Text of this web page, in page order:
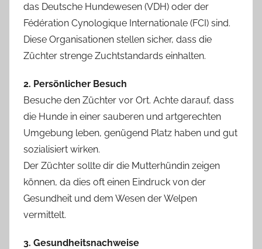
das Deutsche Hundewesen (VDH) oder der
Fédération Cynologique Internationale (FCI) sind.
Diese Organisationen stellen sicher, dass die
Züchter strenge Zuchtstandards einhalten.
2. Persönlicher Besuch
Besuche den Züchter vor Ort. Achte darauf, dass
die Hunde in einer sauberen und artgerechten
Umgebung leben, genügend Platz haben und gut
sozialisiert wirken.
Der Züchter sollte dir die Mutterhündin zeigen
können, da dies oft einen Eindruck von der
Gesundheit und dem Wesen der Welpen
vermittelt.
3. Gesundheitsnachweise